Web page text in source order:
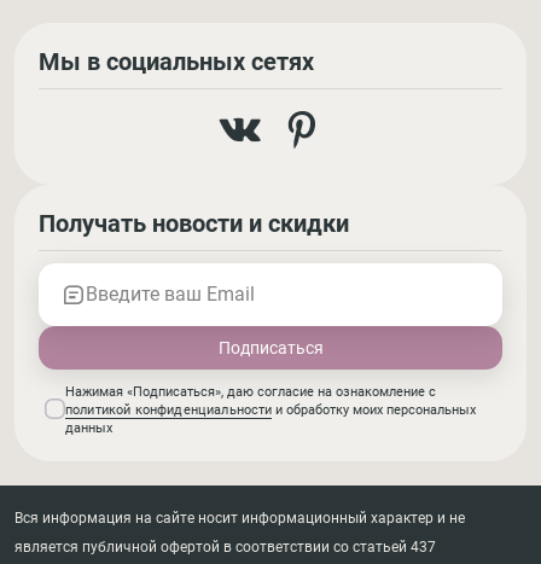
Мы в социальных сетях
Получать новости и скидки
Введите ваш Email
Нажимая «Подписаться», даю согласие на ознакомление с
политикой конфиденциальности и обработку моих персональных
данных
Вся информация на сайте носит информационный характер и не
является публичной офертой в соответствии со статьей 437